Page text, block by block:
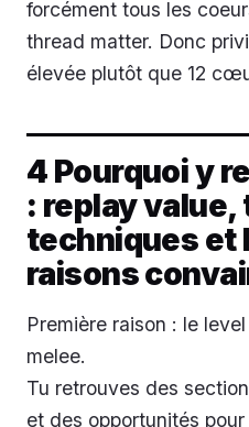
forcément tous les
thread matter. Donc
élevée plutôt que 12
4 Pourquoi y
: replay value,
techniques et
raisons
Première raison : le
melee.
Tu retrouves des
et des opportunités